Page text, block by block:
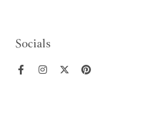
Socials